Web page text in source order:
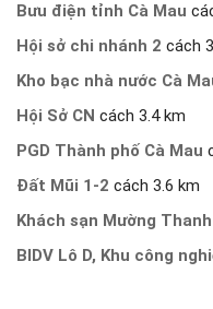
Bưu điện tỉnh Cà Mau
Hội sở chi nhánh 2 cách
Kho bạc nhà nước Cà
Hội Sở CN cách 3.4 km
PGD Thành phố Cà Mau
Đất Mũi 1-2 cách 3.6 km
Khách sạn Mường
BIDV Lô D, Khu công